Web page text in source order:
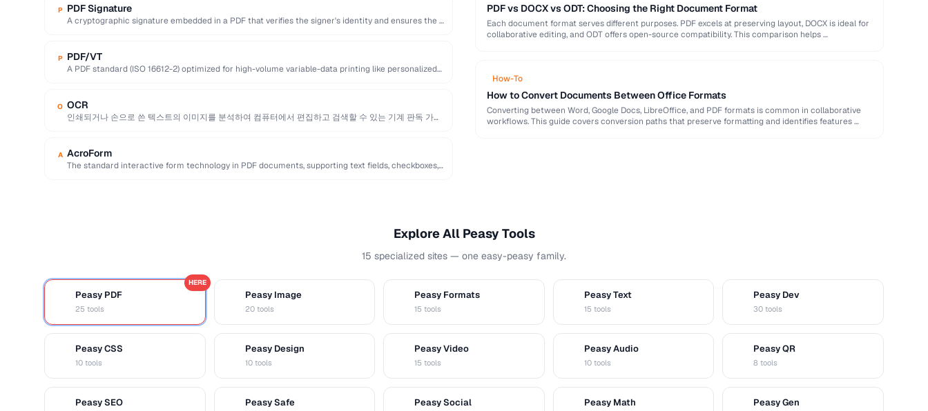
P PDF Signature
A cryptographic signature embedded in a PDF that verifies the signer's identity and ensures the …
P PDF/VT
A PDF standard (ISO 16612-2) optimized for high-volume variable-data printing like personalized
O OCR
인쇄되거나 손으로 쓴 텍스트의 이미지를 분석하여 컴퓨터에서 편집하고 검색할 수 있는 기계 판독 가능
A AcroForm
The standard interactive form technology in PDF documents, supporting text fields, checkboxes,
PDF vs DOCX vs ODT: Choosing the Right Document Format
Each document format serves different purposes. PDF excels at preserving layout, DOCX is ideal for
collaborative editing, and ODT offers open-source compatibility. This comparison helps …
How-To
How to Convert Documents Between Office Formats
Converting between Word, Google Docs, LibreOffice, and PDF formats is common in collaborative
workflows. This guide covers conversion paths that preserve formatting and identifies features …
Explore All Peasy Tools
15 specialized sites — one easy-peasy family.
Peasy PDF
25 tools
HERE
Peasy Image
20 tools
Peasy Formats
15 tools
Peasy Text
15 tools
Peasy Dev
30 tools
Peasy CSS
10 tools
Peasy Design
10 tools
Peasy Video
15 tools
Peasy Audio
10 tools
Peasy QR
8 tools
Peasy SEO Peasy Safe Peasy Social Peasy Math Peasy Gen